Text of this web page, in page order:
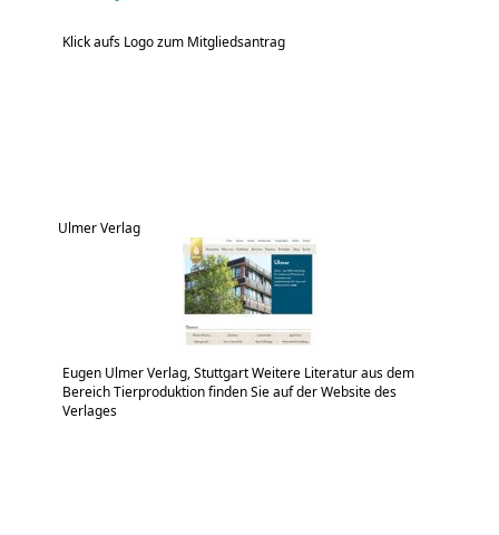
Klick aufs Logo zum Mitgliedsantrag
Ulmer Verlag
Eugen Ulmer Verlag, Stuttgart Weitere Literatur aus dem
Bereich Tierproduktion finden Sie auf der Website des
Verlages